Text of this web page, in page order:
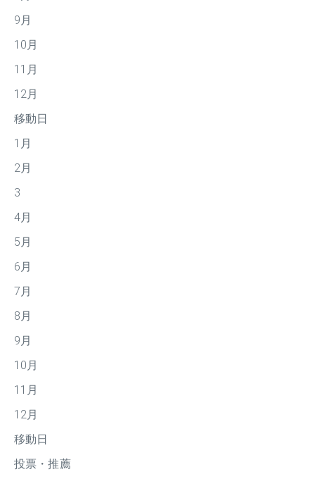
9月
10月
11月
12月
移動日
1月
2月
3
4月
5月
6月
7月
8月
9月
10月
11月
12月
移動日
投票・推薦